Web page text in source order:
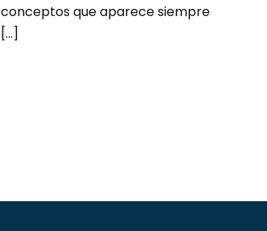
conceptos que aparece siempre
[...]